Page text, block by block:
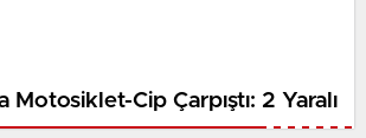
Motosiklet-Cip Çarpıştı: 2 Yaralı